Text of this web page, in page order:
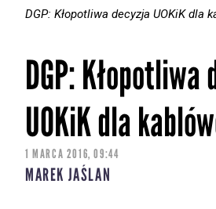
DGP: Kłopotliwa decyzja UOKiK dla
DGP: Kłopotliwa
UOKiK dla
1 MARCA 2016, 09:44
MAREK JAŚLAN